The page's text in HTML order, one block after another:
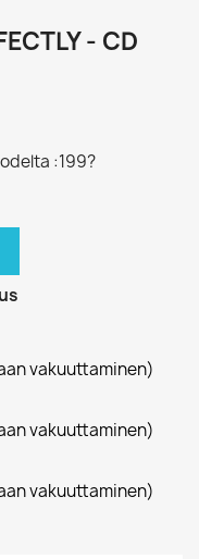
- CD
:199?
vakuuttaminen)
vakuuttaminen)
vakuuttaminen)